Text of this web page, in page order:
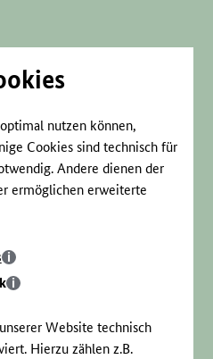
nutzen können,
Cookies sind technisch für
Andere dienen der
ermöglichen erweiterte
Website technisch
Hierzu zählen z.B.